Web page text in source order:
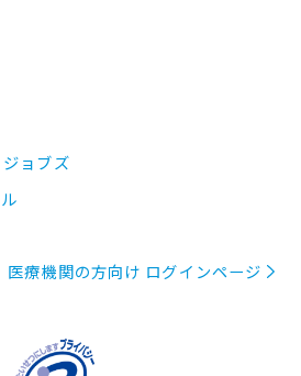
ョブズ
医療機関の方向け ログインページ